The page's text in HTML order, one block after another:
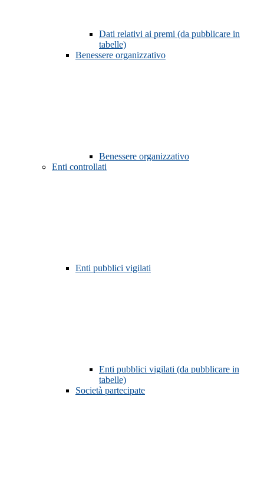
Dati relativi ai premi (da pubblicare in
tabelle)
Benessere organizzativo
Benessere organizzativo
Enti controllati
Enti pubblici vigilati
Enti pubblici vigilati (da pubblicare in
tabelle)
Società partecipate